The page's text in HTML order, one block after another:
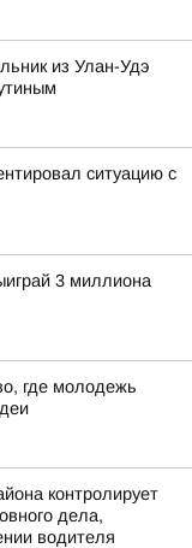
из Улан-Удэ
ситуацию с
3 миллиона
где молодежь
контролирует
дела,
водителя